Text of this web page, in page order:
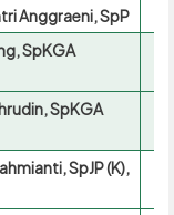
Anggraeni, SpP
SpKGA
SpKGA
SpJP (K),